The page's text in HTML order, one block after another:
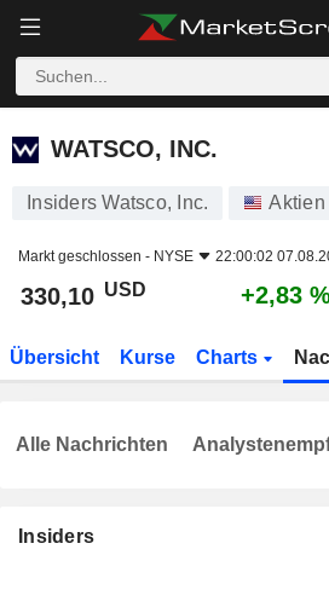
WATSCO, INC.
WATSCO, INC.
Insiders Watsco, Inc. Aktien
Markt geschlossen - NYSE 22:00:02
330,10 USD +2,83
Übersicht Kurse Charts
Insiders
Alle Nachrichten